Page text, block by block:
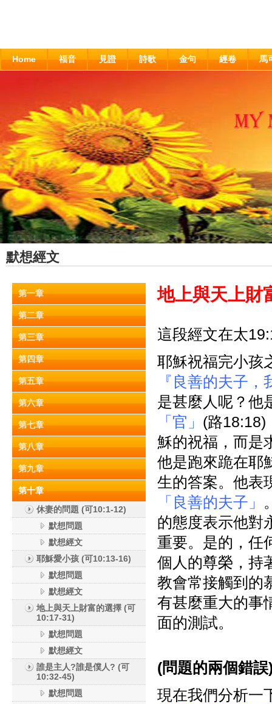
Home 福音 見證 詩歌 金句 經卷 馬
默想經文
第一章
第二章
第三章
第四章
第五章
第六章
第七章
第八章
第九章
第十章
休妻的問題 (可10:1-12)
默想問題
默想經文
耶穌愛小孩 (可10:13-16)
默想問題
默想經文
地上與天上財富的選擇 (可
10:17-31)
默想問題
默想經文
誰是主人?誰是僕人? (可
10:32-45)
默想問題
地上與天上財
這段經文在太
耶穌祝福完小孩
『良善的夫子
是甚麼人呢？他
「官」 (路18:18)
穌的祝福，而是
他是跑來跪在耶
生的答案。他表
「良善的夫子」
的態度表示他對
重要。是的，任
個人的尊榮，持
教會常接觸到的
有甚麼重大的事
面的測試。
(問題的兩個錯誤
現在我們分析一